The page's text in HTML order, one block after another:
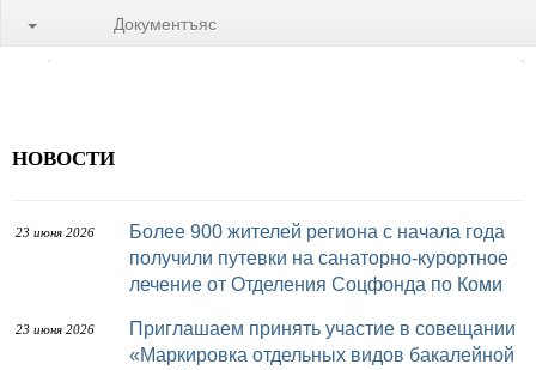
Документъяс
НОВОСТИ
23 июня 2026
Более 900 жителей региона с начала года
получили путевки на санаторно-курортное
лечение от Отделения Соцфонда по Коми
23 июня 2026
Приглашаем принять участие в совещании
«Маркировка отдельных видов бакалейной